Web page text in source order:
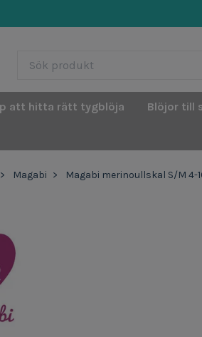
att hitta rätt tygblöja Blöjor till
Magabi Magabi merinoullskal S/M 4-